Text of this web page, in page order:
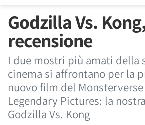
Godzilla Vs.
recensione
I due mostri più amati della
cinema si affrontano per la
nuovo film del
Legendary Pictures: la
Godzilla Vs. Kong